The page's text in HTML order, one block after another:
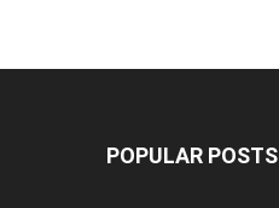
POPULAR POSTS